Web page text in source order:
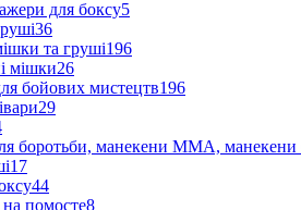
для боксу5
36
та груші196
мішки26
бойових мистецтв196
29
боротьби, манекени ММА, манекени
17
44
помосте8